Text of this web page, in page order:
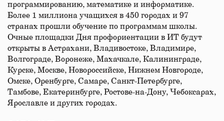
программированию, математике и информатике.
Более 1 миллиона учащихся в 450 городах и 97
странах прошли обучение по программам школы.
Очные площадки Дня профориентации в ИТ будут
открыты в Астрахани, Владивостоке, Владимире,
Волгограде, Воронеже, Махачкале, Калининграде,
Курске, Москве, Новороссийске, Нижнем Новгороде,
Омске, Оренбурге, Самаре, Санкт-Петербурге,
Тамбове, Екатеринбурге, Ростове-на-Дону, Чебоксарах,
Ярославле и других городах.